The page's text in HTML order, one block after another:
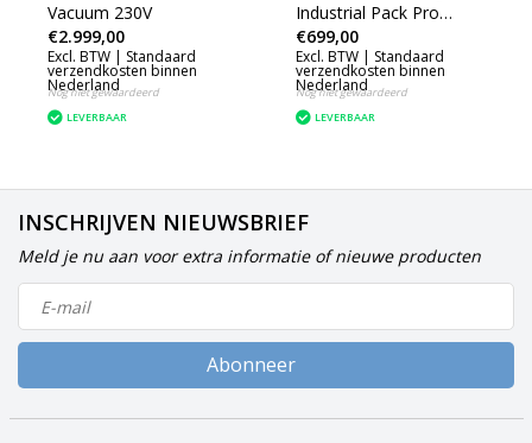
Vacuum 230V
€2.999,00
Excl. BTW | Standaard
verzendkosten binnen
Nederland
Nog niet gewaardeerd
LEVERBAAR
Industrial Pack Pro
Series
€699,00
Excl. BTW | Standaard
verzendkosten binnen
Nederland
Nog niet gewaardeerd
LEVERBAAR
INSCHRIJVEN NIEUWSBRIEF
Meld je nu aan voor extra informatie of nieuwe producten
Abonneer